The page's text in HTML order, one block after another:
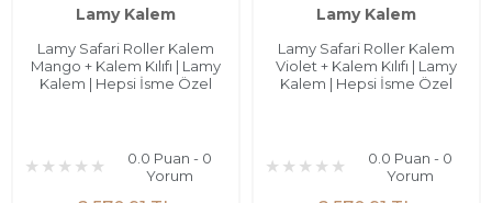
Lamy Kalem
Lamy Safari Roller Kalem
Mango + Kalem Kılıfı | Lamy
Kalem | Hepsi İsme Özel
0.0 Puan - 0
Yorum
Lamy Kalem
Lamy Safari Roller Kalem
Violet + Kalem Kılıfı | Lamy
Kalem | Hepsi İsme Özel
0.0 Puan - 0
Yorum